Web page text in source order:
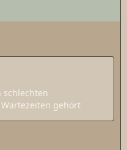
schlechten
gehört